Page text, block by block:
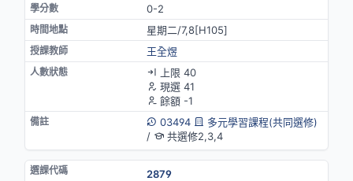
0-2
星期二/7,8[H105]
王全煜
上限 40
現選 41
餘額 -1
03494
多元學習課程(共同選修)
/
共選修2,3,4
2879